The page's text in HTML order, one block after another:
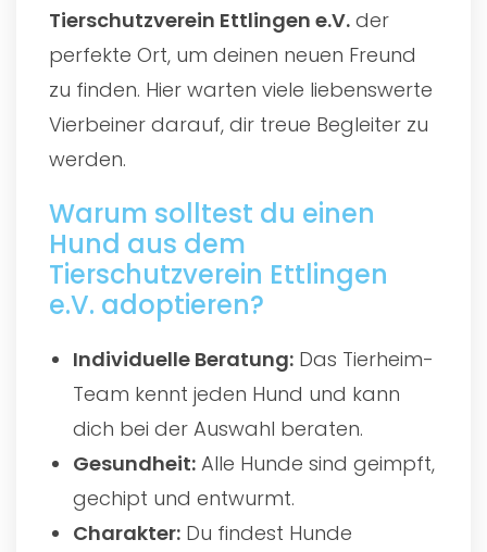
Tierschutzverein Ettlingen e.V. der
perfekte Ort, um deinen neuen Freund
zu finden. Hier warten viele liebenswerte
Vierbeiner darauf, dir treue Begleiter zu
werden.
Warum solltest du einen
Hund aus dem
Tierschutzverein Ettlingen
e.V. adoptieren?
Individuelle Beratung: Das Tierheim-
Team kennt jeden Hund und kann
dich bei der Auswahl beraten.
Gesundheit: Alle Hunde sind geimpft,
gechipt und entwurmt.
Charakter: Du findest Hunde